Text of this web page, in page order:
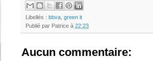
Libellés : bbva, green it
Publié par Patrice à 22:23
Aucun commentaire: